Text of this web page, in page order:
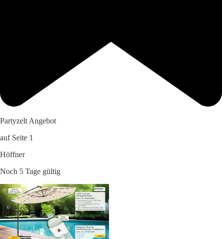
Partyzelt Angebot
auf Seite 1
Höffner
Noch 5 Tage gültig